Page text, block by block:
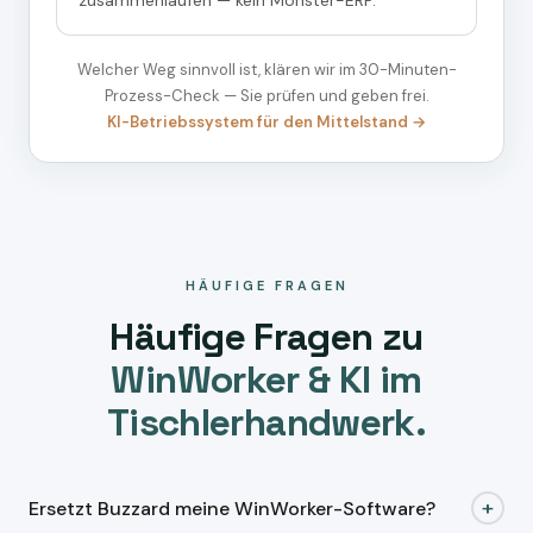
Welcher Weg sinnvoll ist, klären wir im 30-Minuten-
Prozess-Check — Sie prüfen und geben frei.
KI-Betriebssystem für den Mittelstand →
HÄUFIGE FRAGEN
Häufige Fragen zu
WinWorker & KI im
Tischlerhandwerk.
Ersetzt Buzzard meine WinWorker-Software? +